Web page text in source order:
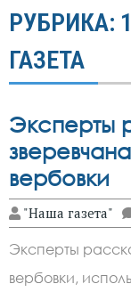
РУБРИКА:
ГАЗЕТА
Эксперты
вербовки
"Наша газета"
Эксперты
вербовки,